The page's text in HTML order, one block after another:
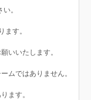
。
す。
いいたします。
ムではありません。
ます。